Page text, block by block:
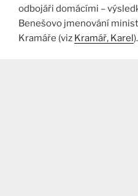
odbojáři domácími –
Benešovo jmenování
Kramáře (viz Kramář, Karel).